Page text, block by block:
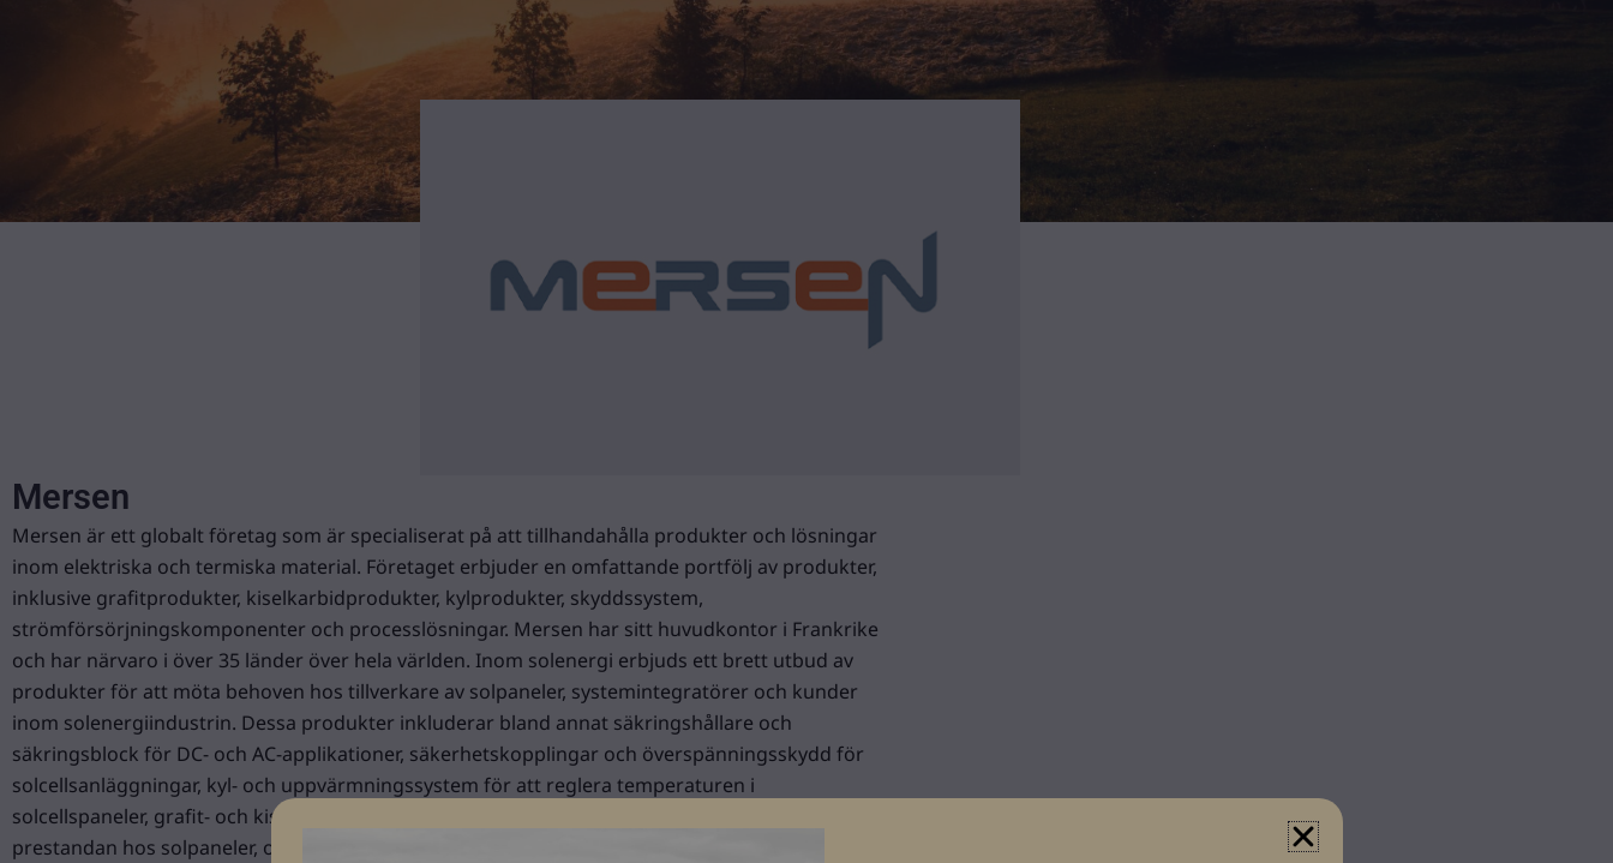
Mersen
Mersen är ett globalt företag som är specialiserat på att tillhandahålla produkter och lösningar
inom elektriska och termiska material. Företaget erbjuder en omfattande portfölj av produkter,
inklusive grafitprodukter, kiselkarbidprodukter, kylprodukter, skyddssystem,
strömförsörjningskomponenter och processlösningar. Mersen har sitt huvudkontor i Frankrike
och har närvaro i över 35 länder över hela världen. Inom solenergi erbjuds ett brett utbud av
produkter för att möta behoven hos tillverkare av solpaneler, systemintegratörer och kunder
inom solenergiindustrin. Dessa produkter inkluderar bland annat säkringshållare och
säkringsblock för DC- och AC-applikationer, säkerhetskopplingar och överspänningsskydd för
solcellsanläggningar, kyl- och uppvärmningssystem för att reglera temperaturen i
solcellspaneler, grafit- och kiselkarbidprodukter för att optimera energiomvandlingen och
prestandan hos solpaneler, och andra relaterade produkter för att säkerställa effektiv och